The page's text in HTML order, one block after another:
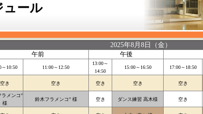
ュール
2025年8月8日（金）
午前
午後
～10:50 11:00～12:50
13:00～
14:50
15:00～16:50 17:00～18:50
空き 空き 空き 空き 空き
ラメンコ"
様
鈴木フラメンコ" 様 空き ダンス練習 高木様 空き